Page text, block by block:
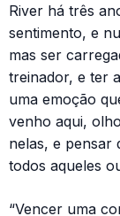
River há três
sentimento, e
mas ser
treinador, e ter
uma emoção
venho aqui,
nelas, e pensar
todos aqueles
“Vencer uma